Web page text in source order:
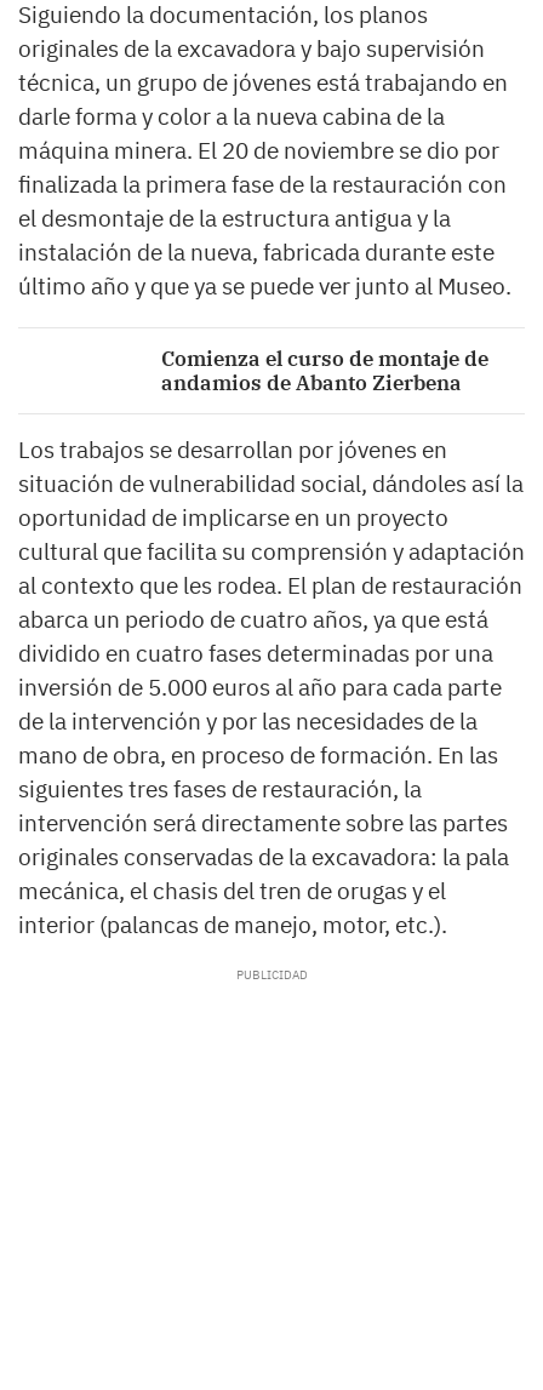
Siguiendo la documentación, los planos
originales de la excavadora y bajo supervisión
técnica, un grupo de jóvenes está trabajando en
darle forma y color a la nueva cabina de la
máquina minera. El 20 de noviembre se dio por
finalizada la primera fase de la restauración con
el desmontaje de la estructura antigua y la
instalación de la nueva, fabricada durante este
último año y que ya se puede ver junto al Museo.
Comienza el curso de montaje de
andamios de Abanto Zierbena
Los trabajos se desarrollan por jóvenes en
situación de vulnerabilidad social, dándoles así la
oportunidad de implicarse en un proyecto
cultural que facilita su comprensión y adaptación
al contexto que les rodea. El plan de restauración
abarca un periodo de cuatro años, ya que está
dividido en cuatro fases determinadas por una
inversión de 5.000 euros al año para cada parte
de la intervención y por las necesidades de la
mano de obra, en proceso de formación. En las
siguientes tres fases de restauración, la
intervención será directamente sobre las partes
originales conservadas de la excavadora: la pala
mecánica, el chasis del tren de orugas y el
interior (palancas de manejo, motor, etc.).